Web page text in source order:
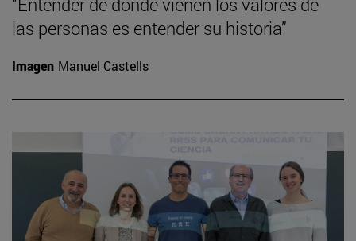
las personas es entender su historia”
Imagen Manuel Castells